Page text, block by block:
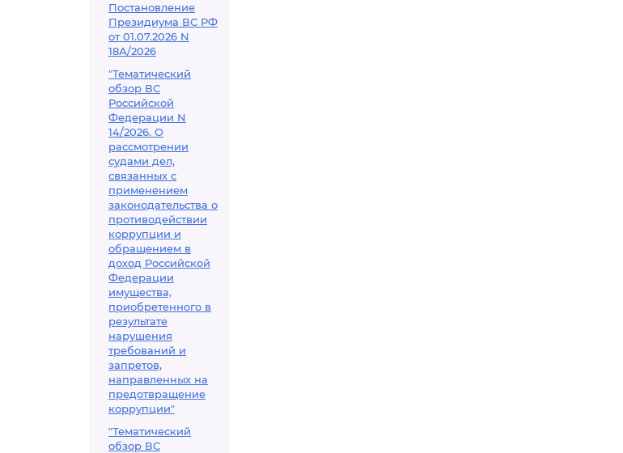
Постановление
Президиума ВС РФ
от 01.07.2026 N
18А/2026
"Тематический
обзор ВС
Российской
Федерации N
14/2026. О
рассмотрении
судами дел,
связанных с
применением
законодательства о
противодействии
коррупции и
обращением в
доход Российской
Федерации
имущества,
приобретенного в
результате
нарушения
требований и
запретов,
направленных на
предотвращение
коррупции"
"Тематический
обзор ВС